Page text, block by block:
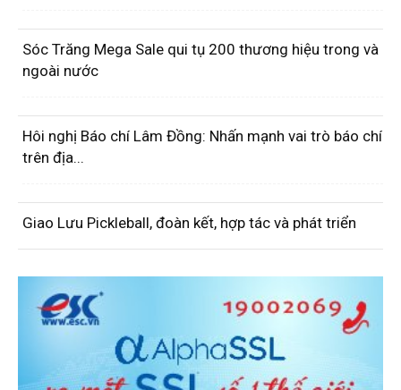
Sóc Trăng Mega Sale qui tụ 200 thương hiệu trong và
ngoài nước
Hôi nghị Báo chí Lâm Đồng: Nhấn mạnh vai trò báo chí
trên địa...
Giao Lưu Pickleball, đoàn kết, hợp tác và phát triển